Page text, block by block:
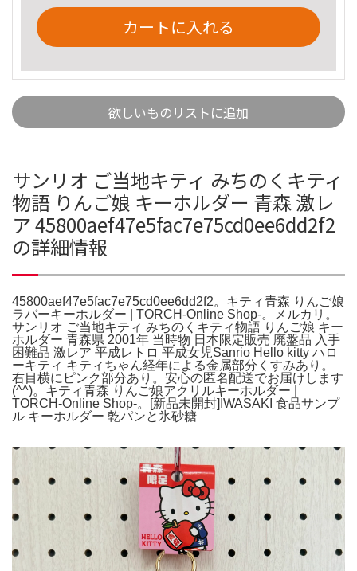
カートに入れる
欲しいものリストに追加
サンリオ ご当地キティ みちのくキティ
物語 りんご娘 キーホルダー 青森 激レ
ア 45800aef47e5fac7e75cd0ee6dd2f2
の詳細情報
45800aef47e5fac7e75cd0ee6dd2f2。キティ青森 りんご娘
ラバーキーホルダー | TORCH-Online Shop-。メルカリ。
サンリオ ご当地キティ みちのくキティ物語 りんご娘 キー
ホルダー 青森県 2001年 当時物 日本限定販売 廃盤品 入手
困難品 激レア 平成レトロ 平成女児Sanrio Hello kitty ハロ
ーキティ キティちゃん経年による金属部分くすみあり。
右目横にピンク部分あり。安心の匿名配送でお届けします
(^^)。キティ青森 りんご娘アクリルキーホルダー |
TORCH-Online Shop-。[新品未開封]IWASAKI 食品サンプ
ル キーホルダー 乾パンと氷砂糖